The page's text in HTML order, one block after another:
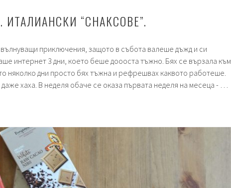
“СНАКСОВЕ”.
приключения, защото в събота валеше дъжд и си
интернет 3 дни, което беше доооста тъжно. Бях се вързала към
няколко дни просто бях тъжна и рефрешвах каквото работеше.
хаха. В неделя обаче се оказа първата неделя на месеца - …